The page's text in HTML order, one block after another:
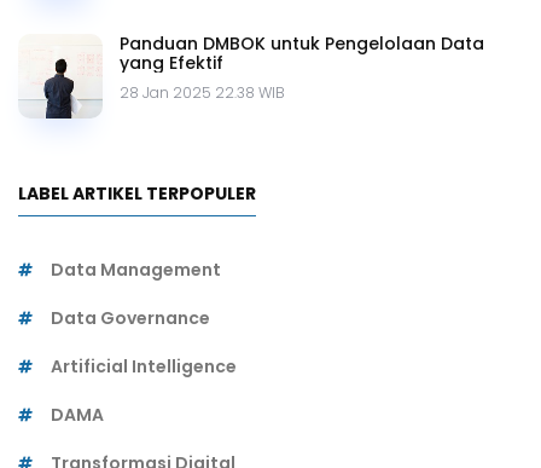
Panduan DMBOK untuk Pengelolaan Data
yang Efektif
28 Jan 2025 22.38 WIB
LABEL ARTIKEL TERPOPULER
Data Management
Data Governance
Artificial Intelligence
DAMA